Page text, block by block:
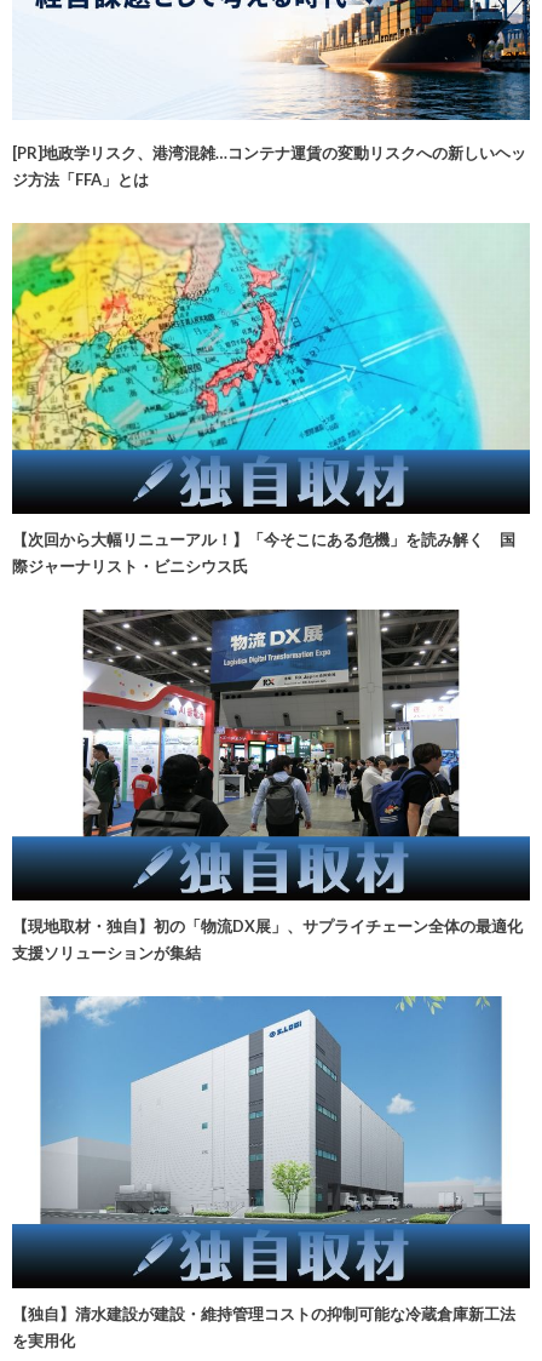
[PR]地政学リスク、港湾混雑…コンテナ運賃の変動リスクへの新しいヘッ
ジ方法「FFA」とは
【次回から大幅リニューアル！】「今そこにある危機」を読み解く 国
際ジャーナリスト・ビニシウス氏
【現地取材・独自】初の「物流DX展」、サプライチェーン全体の最適化
支援ソリューションが集結
【独自】清水建設が建設・維持管理コストの抑制可能な冷蔵倉庫新工法
を実用化